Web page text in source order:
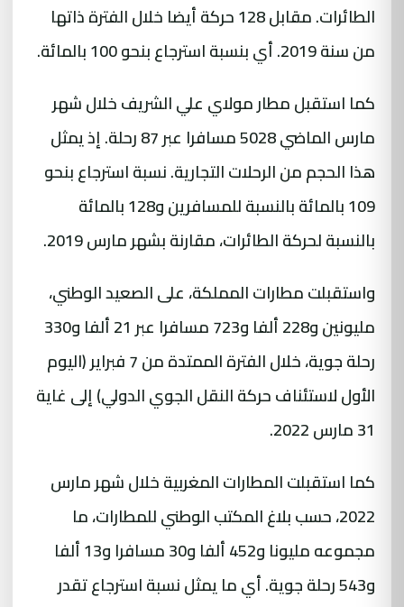
الطائرات. مقابل 128 حركة أيضا خلال الفترة ذاتها
من سنة 2019. أي بنسبة استرجاع بنحو 100 بالمائة.
كما استقبل مطار مولاي علي الشريف خلال شهر
مارس الماضي 5028 مسافرا عبر 87 رحلة. إذ يمثل
هذا الحجم من الرحلات التجارية. نسبة استرجاع بنحو
109 بالمائة بالنسبة للمسافرين و128 بالمائة
بالنسبة لحركة الطائرات، مقارنة بشهر مارس 2019.
واستقبلت مطارات المملكة، على الصعيد الوطني،
مليونين و228 ألفا و723 مسافرا عبر 21 ألفا و330
رحلة جوية، خلال الفترة الممتدة من 7 فبراير (اليوم
الأول لاستئناف حركة النقل الجوي الدولي) إلى غاية
31 مارس 2022.
كما استقبلت المطارات المغربية خلال شهر مارس
2022، حسب بلاغ المكتب الوطني للمطارات، ما
مجموعه مليونا و452 ألفا و30 مسافرا و13 ألفا
و543 رحلة جوية. أي ما يمثل نسبة استرجاع تقدر